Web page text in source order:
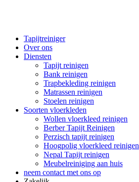
Tapijtreiniger
Over ons
Diensten
Tapijt reinigen
Bank reinigen
Trapbekleding reinigen
Matrassen reinigen
Stoelen reinigen
Soorten vloerkleden
Wollen vloerkleed reinigen
Berber Tapijt Reinigen
Perzisch tapijt reinigen
Hoogpolig vloerkleed reinigen
Nepal Tapijt reinigen
Meubelreiniging aan huis
neem contact met ons op